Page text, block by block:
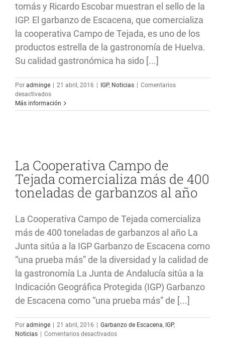
tomás y Ricardo Escobar muestran el sello de la
IGP. El garbanzo de Escacena, que comercializa
la cooperativa Campo de Tejada, es uno de los
productos estrella de la gastronomía de Huelva.
Su calidad gastronómica ha sido [...]
Por adminge 21 abril, 2016 IGP, Noticias
Comentarios
desactivadosen
Pascual
Hernández
de
Escacena
en
la
Huelva
a
gastronómica
Más información
La Cooperativa Campo de
Tejada comercializa más de 400
toneladas de garbanzos al año
La Cooperativa Campo de Tejada comercializa
más de 400 toneladas de garbanzos al año La
Junta sitúa a la IGP Garbanzo de Escacena como
“una prueba más” de la diversidad y la calidad de
la gastronomía La Junta de Andalucía sitúa a la
Indicación Geográfica Protegida (IGP) Garbanzo
de Escacena como “una prueba más” de [...]
Por adminge 21 abril, 2016 Garbanzo de Escacena, IGP,
Noticias
Comentarios desactivadosen